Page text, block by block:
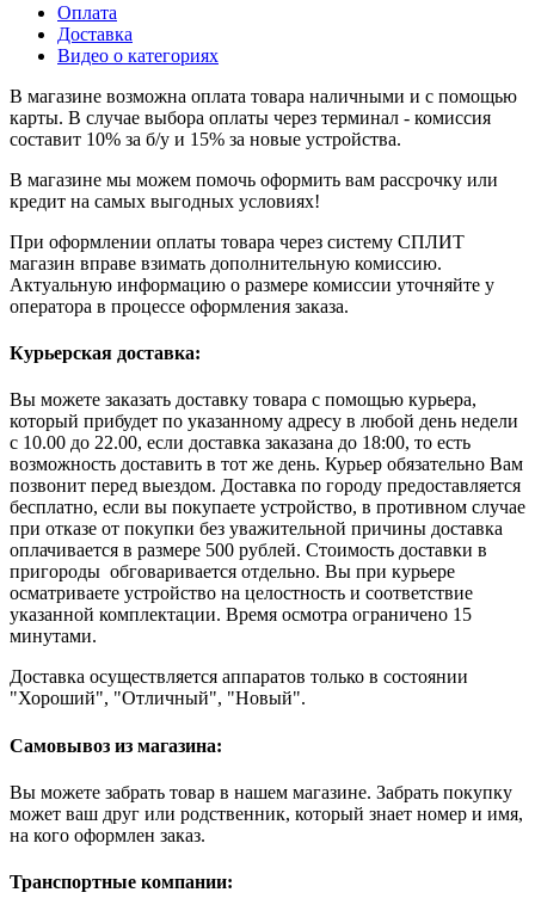
Оплата
Доставка
Видео о категориях
В магазине возможна оплата товара наличными и с помощью
карты. В случае выбора оплаты через терминал - комиссия
составит 10% за б/у и 15% за новые устройства.
В магазине мы можем помочь оформить вам рассрочку или
кредит на самых выгодных условиях!
При оформлении оплаты товара через систему СПЛИТ
магазин вправе взимать дополнительную комиссию.
Актуальную информацию о размере комиссии уточняйте у
оператора в процессе оформления заказа.
Курьерская доставка:
Вы можете заказать доставку товара с помощью курьера,
который прибудет по указанному адресу в любой день недели
с 10.00 до 22.00, если доставка заказана до 18:00, то есть
возможность доставить в тот же день. Курьер обязательно Вам
позвонит перед выездом. Доставка по городу предоставляется
бесплатно, если вы покупаете устройство, в противном случае
при отказе от покупки без уважительной причины доставка
оплачивается в размере 500 рублей. Стоимость доставки в
пригороды обговаривается отдельно. Вы при курьере
осматриваете устройство на целостность и соответствие
указанной комплектации. Время осмотра ограничено 15
минутами.
Доставка осуществляется аппаратов только в состоянии
"Хороший", "Отличный", "Новый".
Самовывоз из магазина:
Вы можете забрать товар в нашем магазине. Забрать покупку
может ваш друг или родственник, который знает номер и имя,
на кого оформлен заказ.
Транспортные компании: